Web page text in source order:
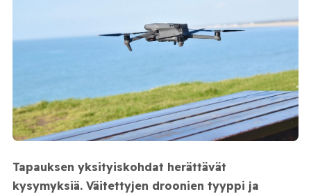
Tapauksen yksityiskohdat herättävät
kysymyksiä. Väitettyjen droonien tyyppi ja